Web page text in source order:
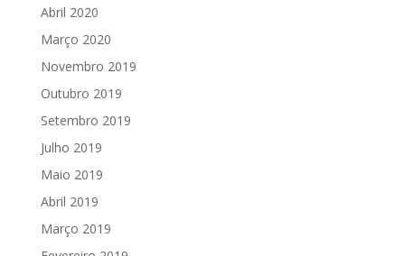
Abril 2020
Março 2020
Novembro 2019
Outubro 2019
Setembro 2019
Julho 2019
Maio 2019
Abril 2019
Março 2019